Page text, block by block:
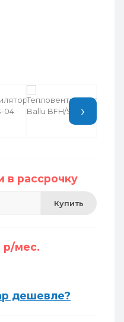
›
в рассрочку
Купить
р/мес.
дешевле?